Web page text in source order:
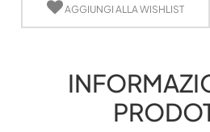
AGGIUNGI ALLA WISHLIST